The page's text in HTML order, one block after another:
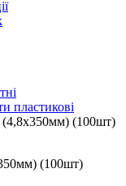
пластикові
(4,8х350мм) (100шт)
(100шт)